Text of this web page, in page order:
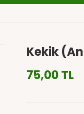
Kekik
75,00 TL